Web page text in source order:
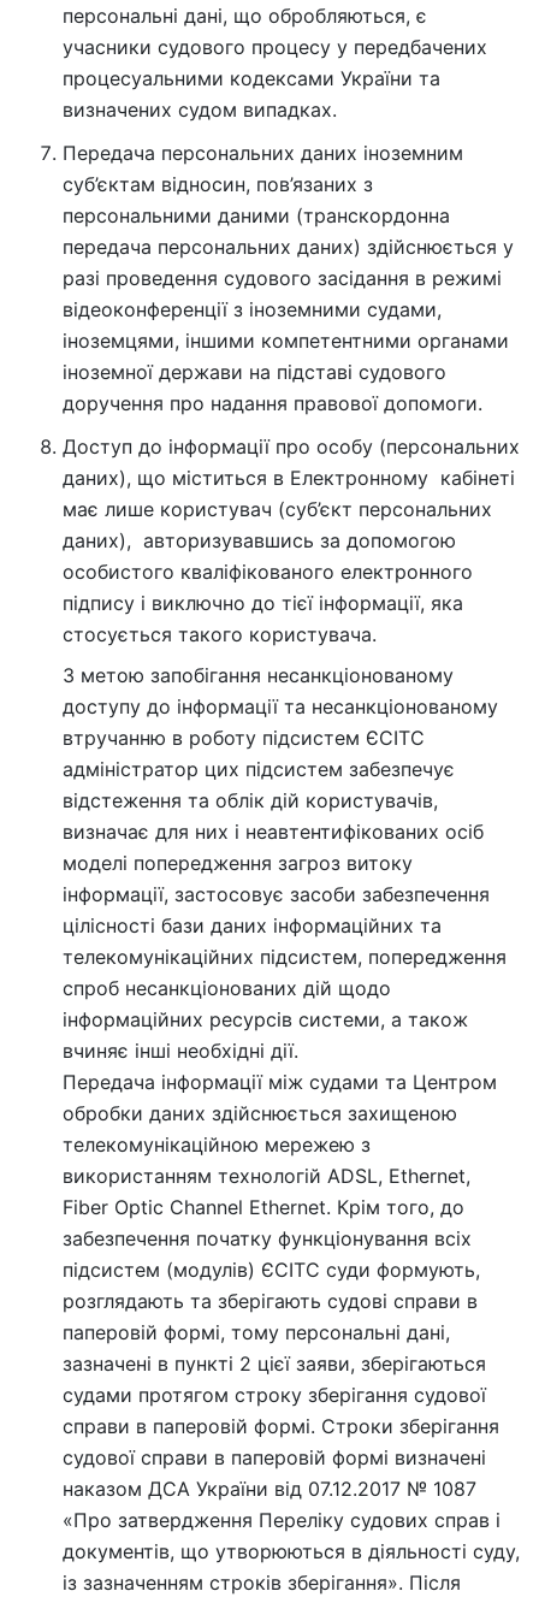
персональні дані, що обробляються, є
учасники судового процесу у передбачених
процесуальними кодексами України та
визначених судом випадках.
Передача персональних даних іноземним
суб’єктам відносин, пов’язаних з
персональними даними (транскордонна
передача персональних даних) здійснюється у
разі проведення судового засідання в режимі
відеоконференції з іноземними судами,
іноземцями, іншими компетентними органами
іноземної держави на підставі судового
доручення про надання правової допомоги.
Доступ до інформації про особу (персональних
даних), що міститься в Електронному кабінеті
має лише користувач (суб’єкт персональних
даних), авторизувавшись за допомогою
особистого кваліфікованого електронного
підпису і виключно до тієї інформації, яка
стосується такого користувача.
З метою запобігання несанкціонованому
доступу до інформації та несанкціонованому
втручанню в роботу підсистем ЄСІТС
адміністратор цих підсистем забезпечує
відстеження та облік дій користувачів,
визначає для них і неавтентифікованих осіб
моделі попередження загроз витоку
інформації, застосовує засоби забезпечення
цілісності бази даних інформаційних та
телекомунікаційних підсистем, попередження
спроб несанкціонованих дій щодо
інформаційних ресурсів системи, а також
вчиняє інші необхідні дії.
Передача інформації між судами та Центром
обробки даних здійснюється захищеною
телекомунікаційною мережею з
використанням технологій ADSL, Ethernet,
Fiber Optic Channel Ethernet. Крім того, до
забезпечення початку функціонування всіх
підсистем (модулів) ЄСІТС суди формують,
розглядають та зберігають судові справи в
паперовій формі, тому персональні дані,
зазначені в пункті 2 цієї заяви, зберігаються
судами протягом строку зберігання судової
справи в паперовій формі. Строки зберігання
судової справи в паперовій формі визначені
наказом ДСА України від 07.12.2017 № 1087
«Про затвердження Переліку судових справ і
документів, що утворюються в діяльності суду,
із зазначенням строків зберігання». Після